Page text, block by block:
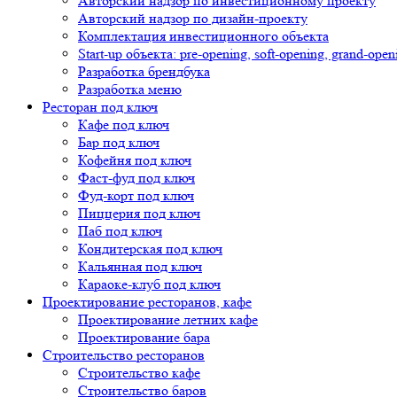
Авторский надзор по дизайн-проекту
Комплектация инвестиционного объекта
Start-up объекта: pre-opening, soft-opening, grand-
Разработка брендбука
Разработка меню
Ресторан под ключ
Кафе под ключ
Бар под ключ
Кофейня под ключ
Фаст-фуд под ключ
Фуд-корт под ключ
Пиццерия под ключ
Паб под ключ
Кондитерская под ключ
Кальянная под ключ
Караоке-клуб под ключ
Проектирование ресторанов, кафе
Проектирование летних кафе
Проектирование бара
Строительство ресторанов
Строительство кафе
Строительство баров